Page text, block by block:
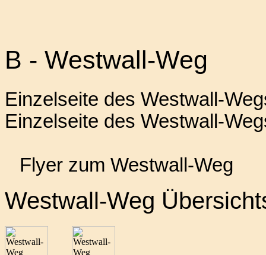
B - Westwall-Weg
Einzelseite des Westwall-
Einzelseite des Westwall-
Flyer zum Westwall-Weg
Westwall-Weg